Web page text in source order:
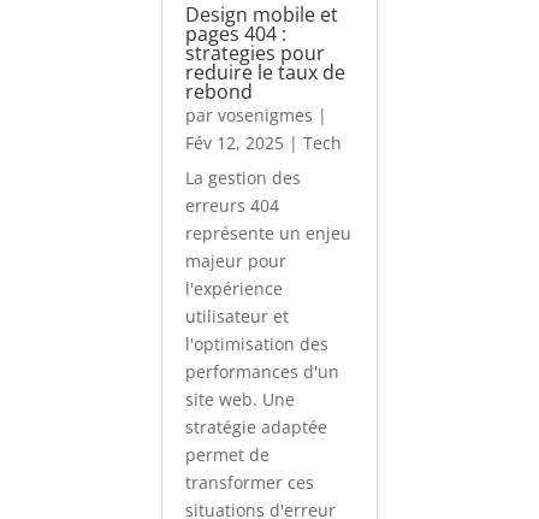
Design mobile et
pages 404 :
strategies pour
reduire le taux de
rebond
parvosenigmes |
Fév 12, 2025 |Tech
La gestion des
erreurs 404
représente un enjeu
majeur pour
l'expérience
utilisateur et
l'optimisation des
performances d'un
site web. Une
stratégie adaptée
permet de
transformer ces
situations d'erreur